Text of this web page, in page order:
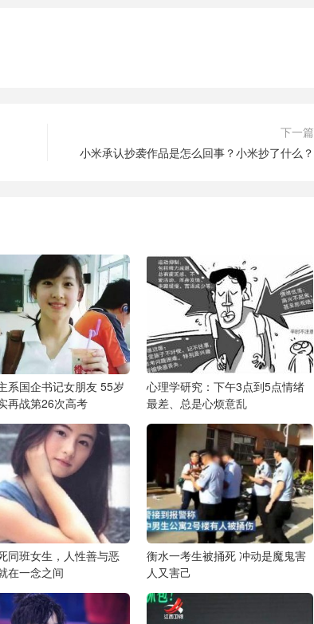
下一篇
小米承认抄袭作品是怎么回事？小米抄了什么？
系国企书记女朋友 55岁
再战第26次高考
心理学研究：下午3点到5点情绪
最差、总是心烦意乱
同班女生，人性善与恶
在一念之间
衡水一考生被捅死 冲动是魔鬼害
人又害己